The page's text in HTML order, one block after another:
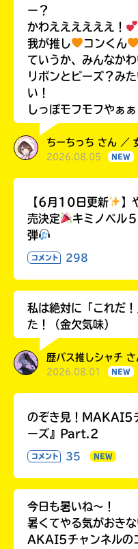
ー？
かわええええええ！
我が推し
コンくん
ていうか、みんなかわ
リボンとビーズ？み
い！
しっぽモフモフやぁぁ
ちーちっち さん ／
2026.08.05 NEW
【6月10日更新
】
売決定
キミノベル
弾
コメント 298
私は絶対に「これだ
た！（金欠気味）
歴バス推しシャチ
2026.08.01 NEW
のぞき見！MAKAI5
ーズ』Part.2
コメント 35 NEW
今日も暑いね〜！
暑くてやる気がおき
AKAI5チャンネルの